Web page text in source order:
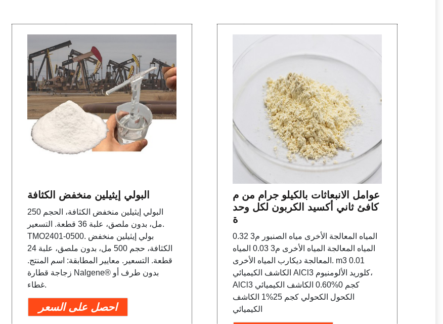
البولي إيثيلين منخفض الكثافة
البولي إيثيلين منخفض الكثافة، الحجم 250
مل، بدون ملصق، علبة 36 قطعة. التسعير.
TMO2401-0500. بولي إيثيلين منخفض
الكثافة، حجم 500 مل، بدون ملصق، علبة 24
قطعة. التسعير. معايير المطابقة: اسم المنتج.
زجاجة قطارة Nalgene® بدون طرف أو
غطاء.
احصل على السعر
عوامل الانبعاثات بالكيلو جرام من م
كافئ ثاني أكسيد الكربون لكل وحد
ة
المياه المعالجة الأخرى مياه الصنبور م3 0.32
المياه المعالجة المياه الأخرى م3 0.03 المياه
المعالجة ديكارب المياه الأخرى. m3 0.01
الكاشف الكيميائي AlCl3 كلوريد الألومنيوم،
AlCl3 كجم 0%0.60 الكاشف الكيميائي
الكحول الكحولي كجم 25%1 الكاشف
الكيميائي